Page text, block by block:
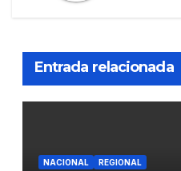
Entrada relacionada
NACIONAL REGIONAL